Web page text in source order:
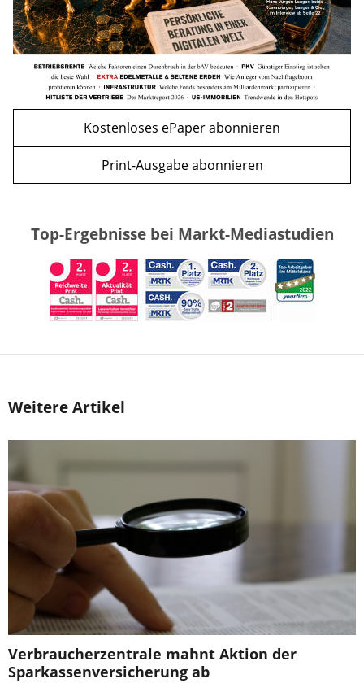
Kostenloses ePaper abonnieren
Print-Ausgabe abonnieren
Top-Ergebnisse bei Markt-Mediastudien
Weitere Artikel
Verbraucherzentrale mahnt Aktion der
Sparkassenversicherung ab